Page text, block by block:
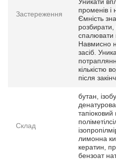
Застереження
променів і
Ємність
спалювати
Навмисно
засіб.
кількістю
після
Склад
бутан,
лимонна
кератин,
бензоат